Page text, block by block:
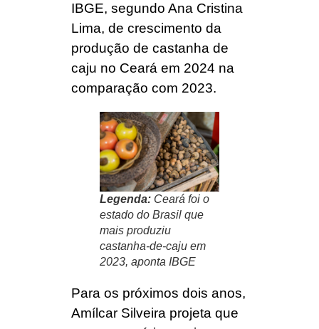
IBGE, segundo Ana Cristina
Lima, de crescimento da
produção de castanha de
caju no Ceará em 2024 na
comparação com 2023.
Legenda: Ceará foi o
estado do Brasil que
mais produziu
castanha-de-caju em
2023, aponta IBGE
Para os próximos dois anos,
Amílcar Silveira projeta que